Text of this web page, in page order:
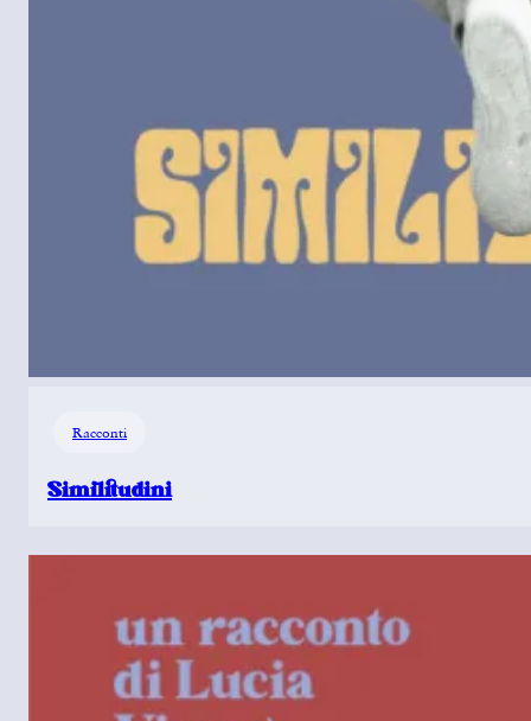
Racconti
Similitudini